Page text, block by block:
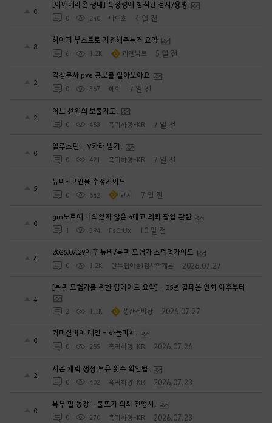
0
[아에테리온 생태] 흑정령에 침식된 검사/용병
0 240 다이호 4 일 전
8
하이퍼 부스트로 지원해주는거 요약
6 1.2K 라젠닉트 5 일 전
2
각성무사 pve 콤보를 알아보아요
0 367 헤이 7 일 전
2
어느 선원의 보물지도.
0 483 흑귀하양-KR 7 일 전
0
알루스틴 - V카라 받기.
0 421 흑귀하양-KR 7 일 전
5
뉴비~고인물 수정가이드
0 642 민지 7 일 전
0
gm노트에 나와있지 않은 4태고 의뢰 팝업 관련
1 394 PsCrUx 10 일 전
4
2026.07.29이후 뉴비/복귀 모험가 스펙업가이드
0 1.2K 만두집아들I검사학개론 2026.07.27
4
[복귀 모험가를 위한 업데이트 요약] - 25년 칼페온 연회 이후부터
2 1.1K 생간건비탕 2026.07.27
0
카마실비아 메인 - 하늘마차.
0 285 흑귀하양-KR 2026.07.26
2
시즌 캐릭 생성 보유 횟수 확인법.
0 402 흑귀하양-KR 2026.07.23
0
북부 밀 농장 - 물뜨기 의뢰 진행시.
0 270 흑귀하양-KR 2026.07.23